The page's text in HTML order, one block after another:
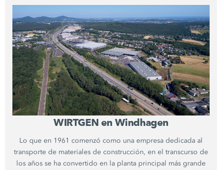
WIRTGEN en Windhagen
Lo que en 1961 comenzó como una empresa dedicada al
transporte de materiales de construcción, en el transcurso de
los años se ha convertido en la planta principal más grande